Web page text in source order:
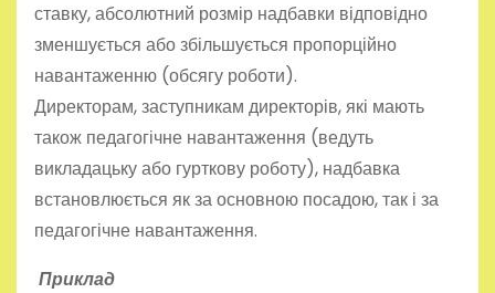
ставку, абсолютний розмір надбавки відповідно
зменшується або збільшується пропорційно
навантаженню (обсягу роботи).
Директорам, заступникам директорів, які мають
також педагогічне навантаження (ведуть
викладацьку або гурткову роботу), надбавка
встановлюється як за основною посадою, так і за
педагогічне навантаження.
Приклад